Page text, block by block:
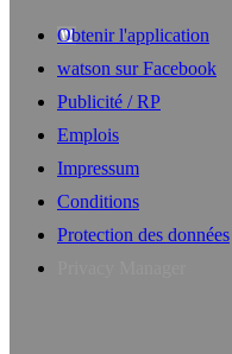
Obtenir l'application
watson sur Facebook
Publicité / RP
Emplois
Impressum
Conditions
Protection des données